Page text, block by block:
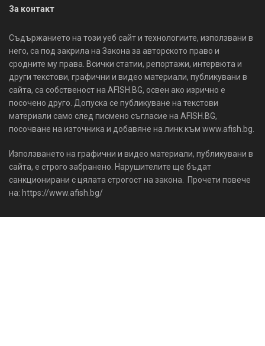
За контакт
Съдържанието на този уеб сайт и технологиите, използвани в
него, са под закрила на Закона за авторското право и
сродните му права. Всички статии, репортажи, интервюта и
други текстови, графични и видео материали, публикувани в
сайта, са собственост на AFISH.BG, освен ако изрично е
посочено друго. Допуска се публикуване на текстови
материали само след писмено съгласие на AFISH.BG,
посочване на източника и добавяне на линк към www.afish.bg.
Използването на графични и видео материали, публикувани в
сайта, е строго забранено. Нарушителите ще бъдат
санкционирани с цялата строгост на закона. Прочети повече
на: https://www.afish.bg/